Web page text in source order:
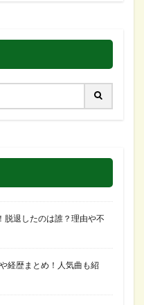
脱退したのは誰？理由や不
経歴まとめ！人気曲も紹